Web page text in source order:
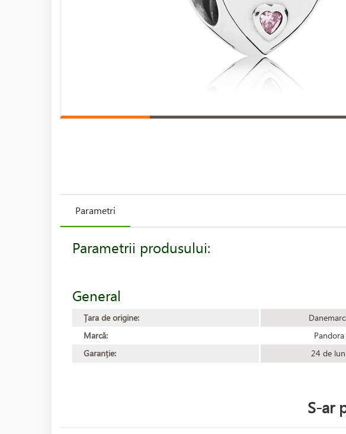
Parametri
Parametrii produsului:
General
Țara de origine:
Marcă:
Pandora
Garanție:
24 de
S-ar